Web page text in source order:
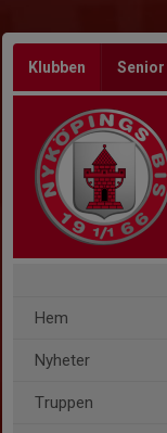
Klubben Senior
Hem
Nyheter
Truppen